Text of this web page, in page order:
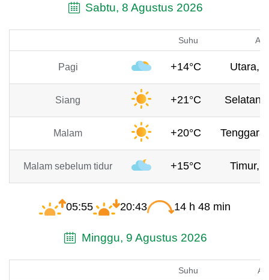
Sabtu, 8 Agustus 2026
Suhu
Pagi +14°C Utara,
Siang +21°C Selatan,
Malam +20°C
Malam sebelum tidur +15°C Timur,
05:55 20:43 14 h 48 min
Minggu, 9 Agustus 2026
Suhu